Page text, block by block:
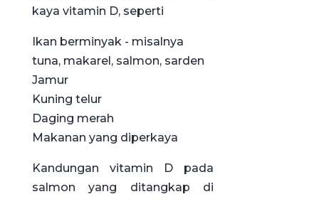
kaya vitamin D, seperti
Ikan berminyak - misalnya
tuna, makarel, salmon, sarden
Jamur
Kuning telur
Daging merah
Makanan yang diperkaya
Kandungan vitamin D pada
salmon yang ditangkap di